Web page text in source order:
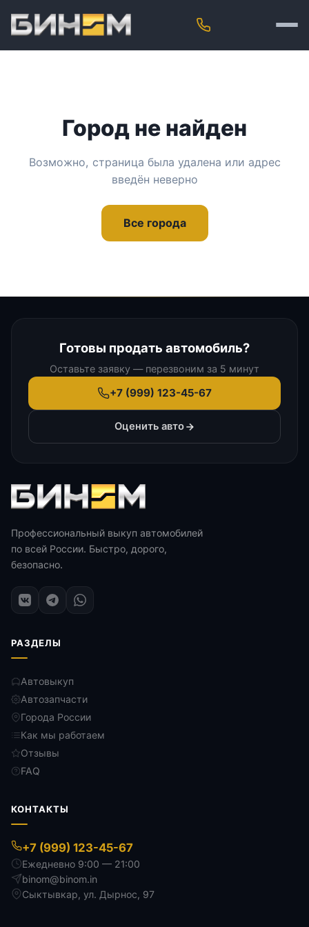
Город не найден
Возможно, страница была удалена или адрес
введён неверно
Все города
Готовы продать автомобиль?
Оставьте заявку — перезвоним за 5 минут
+7 (999) 123-45-67
Оценить авто
Профессиональный выкуп автомобилей
по всей России. Быстро, дорого,
безопасно.
РАЗДЕЛЫ
Автовыкуп
Автозапчасти
Города России
Как мы работаем
Отзывы
FAQ
КОНТАКТЫ
+7 (999) 123-45-67
Ежедневно 9:00 — 21:00
binom@binom.in
Сыктывкар, ул. Дырнос, 97